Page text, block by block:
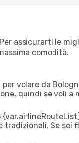
assicurarti le
comodità.
volare da
quindi se voli a
tradizionali. Se sei